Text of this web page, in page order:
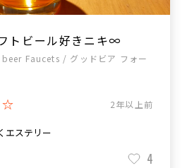
トビール好きニキ∞
Faucets / グッドビア フォー
2年以上前
エステリー
4